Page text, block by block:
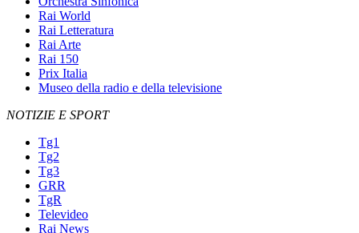
Rai World
Rai Letteratura
Rai Arte
Rai 150
Prix Italia
Museo della radio e della televisione
NOTIZIE E SPORT
Tg1
Tg2
Tg3
GRR
TgR
Televideo
Rai News